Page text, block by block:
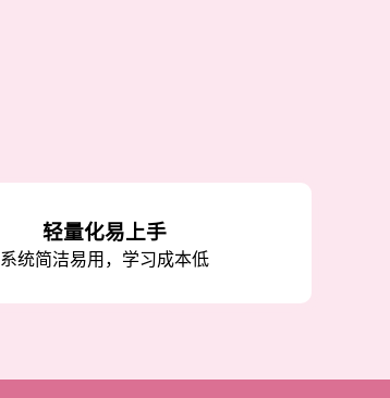
轻量化易上手
系统简洁易用，学习成本低